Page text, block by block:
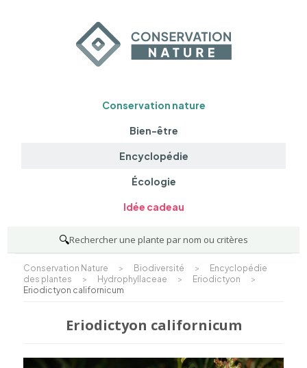
Conservation nature
Bien-être
Encyclopédie
Écologie
Idée cadeau
🔍Rechercher une plante par nom ou critères
Conservation Nature > Biodiversité >
Encyclopédie
des plantes
> Hydrophyllaceae > Eriodictyon
>
Eriodictyon californicum
Eriodictyon californicum